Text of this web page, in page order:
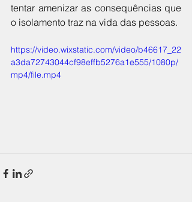
tentar amenizar as consequências que
o isolamento traz na vida das pessoas.
https://video.wixstatic.com/video/b46617_22
a3da72743044cf98effb5276a1e555/1080p/
mp4/file.mp4